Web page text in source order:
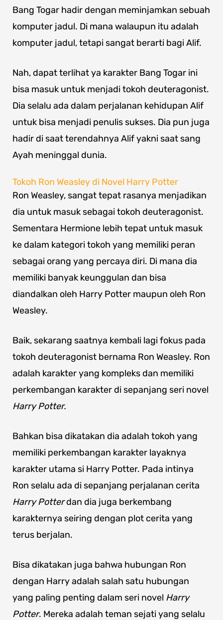
Bang Togar hadir dengan meminjamkan sebuah
komputer jadul. Di mana walaupun itu adalah
komputer jadul, tetapi sangat berarti bagi Alif.
Nah, dapat terlihat ya karakter Bang Togar ini
bisa masuk untuk menjadi tokoh deuteragonist.
Dia selalu ada dalam perjalanan kehidupan Alif
untuk bisa menjadi penulis sukses. Dia pun juga
hadir di saat terendahnya Alif yakni saat sang
Ayah meninggal dunia.
Tokoh Ron Weasley di Novel Harry Potter
Ron Weasley, sangat tepat rasanya menjadikan
dia untuk masuk sebagai tokoh deuteragonist.
Sementara Hermione lebih tepat untuk masuk
ke dalam kategori tokoh yang memiliki peran
sebagai orang yang percaya diri. Di mana dia
memiliki banyak keunggulan dan bisa
diandalkan oleh Harry Potter maupun oleh Ron
Weasley.
Baik, sekarang saatnya kembali lagi fokus pada
tokoh deuteragonist bernama Ron Weasley. Ron
adalah karakter yang kompleks dan memiliki
perkembangan karakter di sepanjang seri novel
Harry Potter.
Bahkan bisa dikatakan dia adalah tokoh yang
memiliki perkembangan karakter layaknya
karakter utama si Harry Potter. Pada intinya
Ron selalu ada di sepanjang perjalanan cerita
Harry Potterdan dia juga berkembang
karakternya seiring dengan plot cerita yang
terus berjalan.
Bisa dikatakan juga bahwa hubungan Ron
dengan Harry adalah salah satu hubungan
yang paling penting dalam seri novel Harry
Potter. Mereka adalah teman sejati yang selalu